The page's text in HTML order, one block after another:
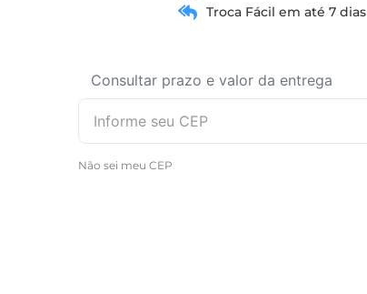
Troca Fácil em até 7 dias
Consultar prazo e valor da entrega
Não sei meu CEP